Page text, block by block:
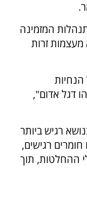
התנהלות המזמינה
זרות
דגל אדום",
רגיש ביותר
רגישים,
ההחלטות, תוך